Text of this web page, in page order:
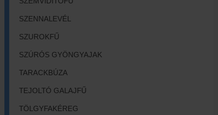
SZENNALEVÉL
SZUROKFŰ
SZÚRÓS GYÖNGYAJAK
TARACKBÚZA
TEJOLTÓ GALAJFŰ
TÖLGYFAKÉREG